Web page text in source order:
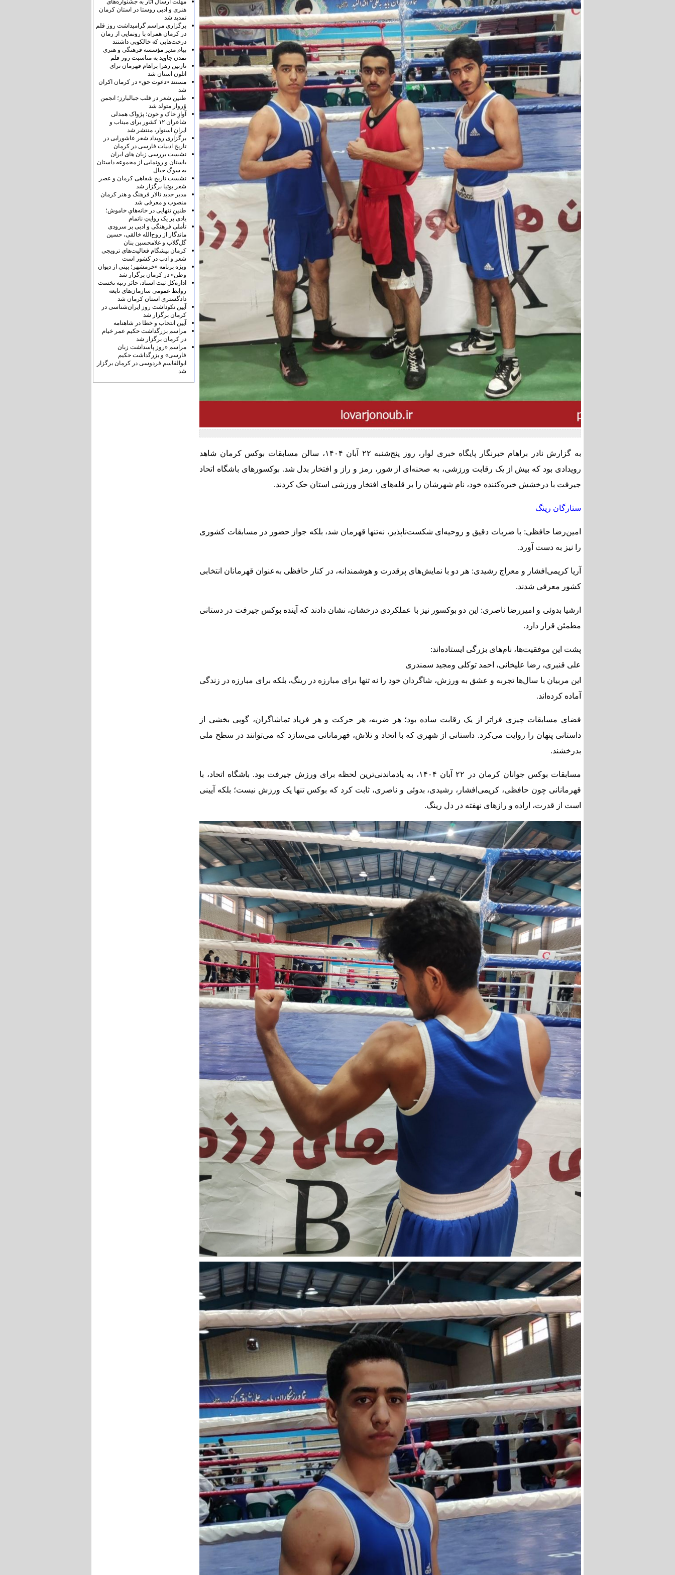
به گزارش نادر براهام خبرنگار پایگاه خبری لوار، روز پنج‌شنبه ۲۲ آبان ۱۴۰۴، سالن مسابقات بوکس کرمان شاهد
رویدادی بود که بیش از یک رقابت ورزشی، به صحنه‌ای از شور، رمز و راز و افتخار بدل شد. بوکسورهای باشگاه اتحاد
جیرفت با درخشش خیره‌کننده خود، نام شهرشان را بر قله‌های افتخار ورزشی استان حک کردند.
ستارگان رینگ
امین‌رضا حافظی: با ضربات دقیق و روحیه‌ای شکست‌ناپذیر، نه‌تنها قهرمان شد، بلکه جواز حضور در مسابقات کشوری
را نیز به دست آورد.
آریا کریمی‌افشار و معراج رشیدی: هر دو با نمایش‌های پرقدرت و هوشمندانه، در کنار حافظی به‌عنوان قهرمانان انتخابی
کشور معرفی شدند.
ارشیا بدوئی و امیررضا ناصری: این دو بوکسور نیز با عملکردی درخشان، نشان دادند که آینده بوکس جیرفت در دستانی
مطمئن قرار دارد.
پشت این موفقیت‌ها، نام‌های بزرگی ایستاده‌اند:
علی قنبری، رضا علیخانی، احمد توکلی ومجید سمندری
این مربیان با سال‌ها تجربه و عشق به ورزش، شاگردان خود را نه تنها برای مبارزه در رینگ، بلکه برای مبارزه در زندگی
آماده کرده‌اند.
فضای مسابقات چیزی فراتر از یک رقابت ساده بود؛ هر ضربه، هر حرکت و هر فریاد تماشاگران، گویی بخشی از
داستانی پنهان را روایت می‌کرد. داستانی از شهری که با اتحاد و تلاش، قهرمانانی می‌سازد که می‌توانند در سطح ملی
بدرخشند.
مسابقات بوکس جوانان کرمان در ۲۲ آبان ۱۴۰۴، به یادماندنی‌ترین لحظه برای ورزش جیرفت بود. باشگاه اتحاد، با
قهرمانانی چون حافظی، کریمی‌افشار، رشیدی، بدوئی و ناصری، ثابت کرد که بوکس تنها یک ورزش نیست؛ بلکه آیینی
است از قدرت، اراده و رازهای نهفته در دل رینگ.
مهلت ارسال آثار به جشنواره‌های
هنری و ادبی روستا در استان کرمان
تمدید شد
برگزاری مراسم گرامیداشت روز قلم
در کرمان همراه با رونمایی از رمان
درخت‌هایی که خالکوبی داشتند
پیام مدیر مؤسسه فرهنگی و هنری
تمدن جاوید به مناسبت روز قلم
نازنین زهرا پراهام قهرمان ترای
اتلون استان شد
مستند «دعوت حق» در کرمان اکران
شد
طنین شعر در قلب جبالبارز؛ انجمن
وُروار متولد شد
آوازِ خاک و خون؛ پژواک همدلی
شاعران ۱۲ کشور برای میناب و
ایرانِ استوار، منتشر شد
برگزاری رویداد شعر عاشورایی در
تاریخ ادبیات فارسی در کرمان
نشست بررسی زبان های ایران
باستان و رونمایی از مجموعه داستان
به سوگ خیال
نشست تاریخ شفاهی کرمان و عصر
شعر بوتیا برگزار شد
مدیر جدید تالار فرهنگ و هنر کرمان
منصوب و معرفی شد
طنینِ تنهایی در خانه‌هایِ خاموش؛
یادی بر یک روایتِ ناتمام
تأملی فرهنگی و ادبی بر سرودی
ماندگار از روح‌الله خالقی، حسین
گل‌گلاب و غلامحسین بنان
کرمان پیشگام فعالیت‌های ترویجی
شعر و ادب در کشور است
ویژه برنامه «خرمشهر؛ بیتی از دیوان
وطن» در کرمان برگزار شد
اداره‌کل ثبت اسناد، حائز رتبه نخست
روابط عمومی سازمان‌های تابعه
دادگستری استان کرمان شد
آیین نکوداشت روز ایران‌شناسی در
کرمان برگزار شد
آیین انتخاب و خطا در شاهنامه
مراسم بزرگداشت حکیم عمر خیام
در کرمان برگزار شد
مراسم «روز پاسداشت زبان
فارسی» و بزرگداشت حکیم
ابوالقاسم فردوسی در کرمان برگزار
شد